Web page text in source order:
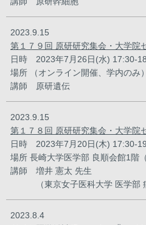
2023.9.15
第１７９回 原研研究集会・大学院
日時 2023年7月26日(水) 17:30-
場所 （オンライン開催、学内のみ）
講師 原研遺伝
2023.9.15
第１７８回 原研研究集会・大学院
日時 2023年7月20日(木) 17:30-
場所 長崎大学医学部 良順会館1階
講師 増井 憲太 先生
（東京女子医科大学 医学部 病
2023.8.4